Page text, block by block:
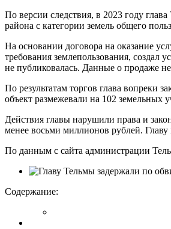
По версии следствия, в 2023 году
района с категории земель общего
На основании договора на оказание
требования землепользования, создал
не публиковалась. Данные о продаже
По результатам торгов глава вопреки
объект размежевали на 102 земельных
Действия главы нарушили права и
менее восьми миллионов рублей. Главу
По данным с сайта администрации
Содержание: